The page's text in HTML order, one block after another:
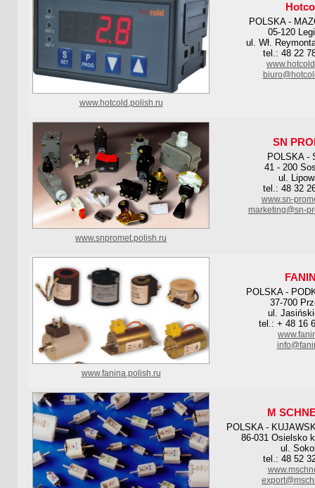
POLSKA -
05-120
ul. Wł.
tel.: 48 22
www.hotcold.polish.ru
SN
POLSKA -
41 - 200
ul.
tel.: 48 32
www.sn-
marketing@sn-
www.snpromet.polish.ru
POLSKA -
37-700
ul.
tel.: + 48 16
www.fanina.polish.ru
M
POLSKA -
86-031 Osielsko
ul.
tel.: 48 52